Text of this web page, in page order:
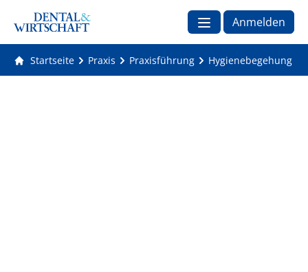
Anmelden
Startseite Praxis Praxisführung Hygienebegehung